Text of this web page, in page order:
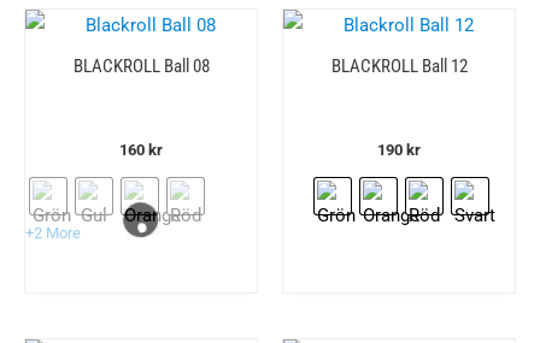
BLACKROLL Ball 08
160 kr
+2 More
BLACKROLL Ball 12
190 kr